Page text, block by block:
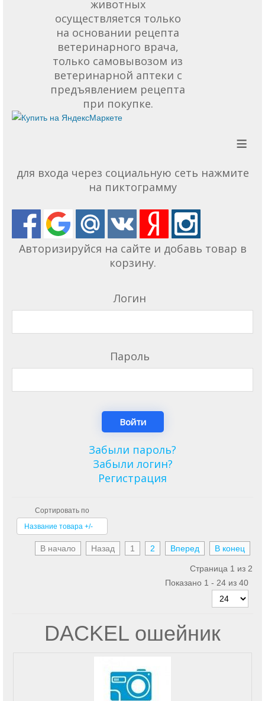
животных
осуществляется только
на основании рецепта
ветеринарного врача,
только самовывозом из
ветеринарной аптеки с
предъявлением рецепта
при покупке.
≡
для входа через социальную сеть нажмите
на пиктограмму
Авторизируйся на сайте и добавь товар в
корзину.
Логин
Пароль
Забыли пароль?
Забыли логин?
Регистрация
Сортировать по
Название товара +/-
В начало Назад 1 2 Вперед В конец
Страница 1 из 2
Показано 1 - 24 из 40
DACKEL ошейник